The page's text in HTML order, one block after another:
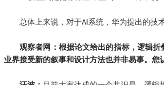
总体上来说，对于AI系统，华为提出的技
观察者网：根据论文给出的指标，逻辑
业界接受新的叙事和设计方法也并非易事。您